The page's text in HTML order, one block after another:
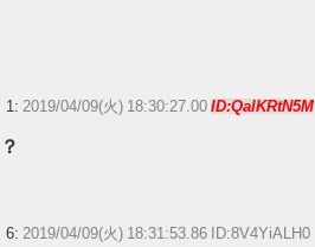
ｗ
1: 2019/04/09(火) 18:30:27.00 ID:QalKRtN5M
？
6: 2019/04/09(火) 18:31:53.86 ID:8V4YiALH0